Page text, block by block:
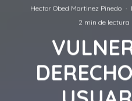
Hector Obed Martinez Pinedo ·
2 min de lectura